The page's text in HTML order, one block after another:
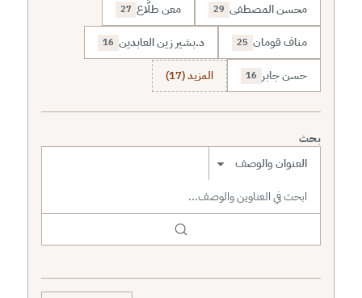
محسن المصطفى 29 معن طلَّاع 27
مناف قومان 25 د.بشير زين العابدين 16
حسن جابر 16 المزيد (17)
بحث
نطاق البحث